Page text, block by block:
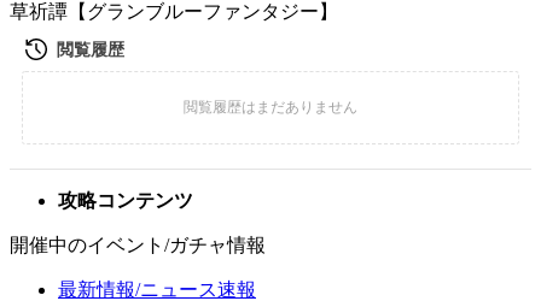
草祈譚【グランブルーファンタジー】
攻略コンテンツ
開催中のイベント/ガチャ情報
最新情報/ニュース速報